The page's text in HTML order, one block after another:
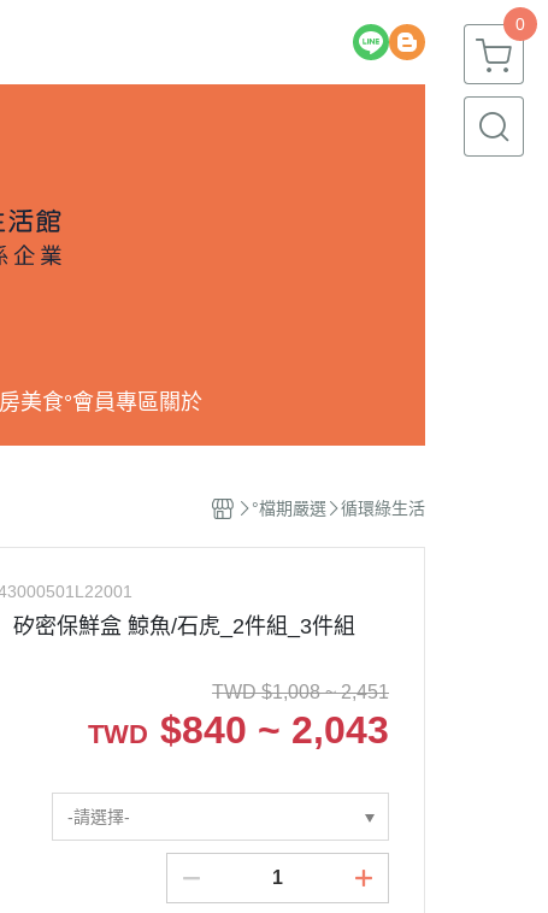
0
美食°會員專區關於
°檔期嚴選 循環綠生活
矽密保鮮盒 鯨魚/石虎_2件組_3件組
TWD $1,008 ~ 2,451
TWD $840 ~ 2,043
-請選擇-